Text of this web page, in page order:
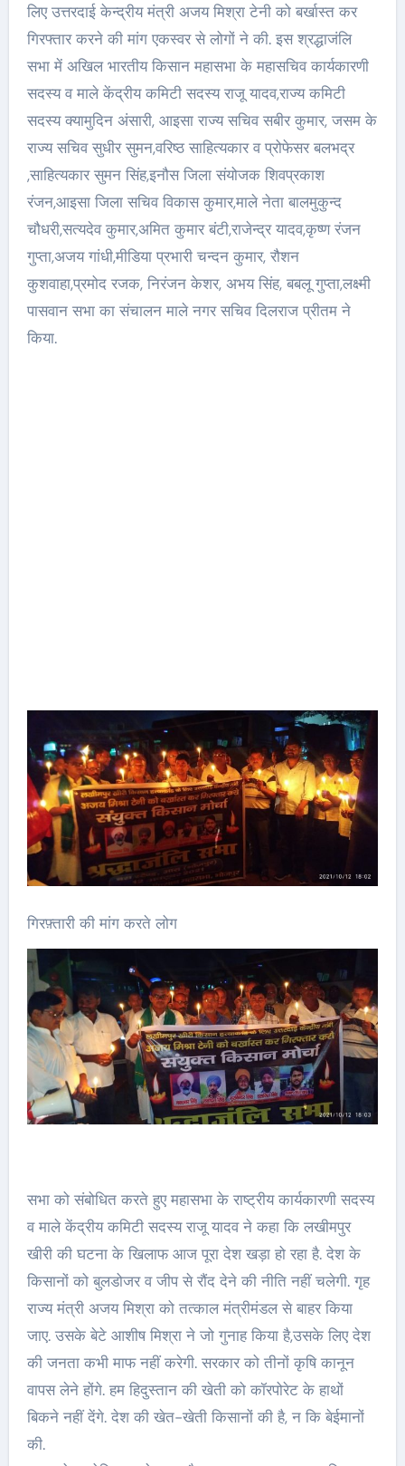
लिए उत्तरदाई केन्द्रीय मंत्री अजय मिश्रा टेनी को बर्खास्त कर
गिरफ्तार करने की मांग एकस्वर से लोगों ने की. इस श्रद्धाजंलि
सभा में अखिल भारतीय किसान महासभा के महासचिव कार्यकारणी
सदस्य व माले केंद्रीय कमिटी सदस्य राजू यादव,राज्य कमिटी
सदस्य क्यामुदिन अंसारी, आइसा राज्य सचिव सबीर कुमार, जसम के
राज्य सचिव सुधीर सुमन,वरिष्ठ साहित्यकार व प्रोफेसर बलभद्र
,साहित्यकार सुमन सिंह,इनौस जिला संयोजक शिवप्रकाश
रंजन,आइसा जिला सचिव विकास कुमार,माले नेता बालमुकुन्द
चौधरी,सत्यदेव कुमार,अमित कुमार बंटी,राजेन्द्र यादव,कृष्ण रंजन
गुप्ता,अजय गांधी,मीडिया प्रभारी चन्दन कुमार, रौशन
कुशवाहा,प्रमोद रजक, निरंजन केशर, अभय सिंह, बबलू गुप्ता,लक्ष्मी
पासवान सभा का संचालन माले नगर सचिव दिलराज प्रीतम ने
किया.
गिरफ़्तारी की मांग करते लोग
सभा को संबोधित करते हुए महासभा के राष्ट्रीय कार्यकारणी सदस्य
व माले केंद्रीय कमिटी सदस्य राजू यादव ने कहा कि लखीमपुर
खीरी की घटना के खिलाफ आज पूरा देश खड़ा हो रहा है. देश के
किसानों को बुलडोजर व जीप से रौंद देने की नीति नहीं चलेगी. गृह
राज्य मंत्री अजय मिश्रा को तत्काल मंत्रीमंडल से बाहर किया
जाए. उसके बेटे आशीष मिश्रा ने जो गुनाह किया है,उसके लिए देश
की जनता कभी माफ नहीं करेगी. सरकार को तीनों कृषि कानून
वापस लेने होंगे. हम हिदुस्तान की खेती को कॉरपोरेट के हाथों
बिकने नहीं देंगे. देश की खेत-खेती किसानों की है, न कि बेईमानों
की.